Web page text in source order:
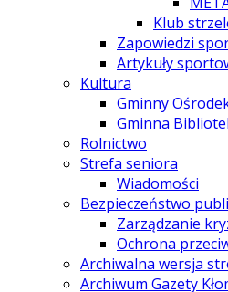
Klub
Zapowiedzi
Artykuły
Kultura
Gminny
Gminna
Rolnictwo
Strefa seniora
Wiadomości
Bezpieczeństwo
Zarządzanie
Ochrona
Archiwalna wersja
Archiwum Gazety